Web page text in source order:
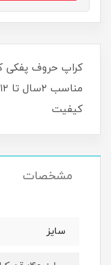
کیفیت
مشخصات
سایز